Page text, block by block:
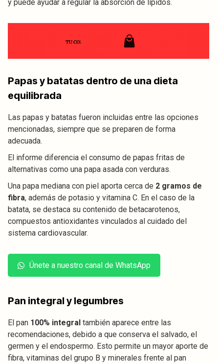
y puede ayudar a regular la absorción de lípidos.
Papas y batatas dentro de una dieta
equilibrada
Las papas y batatas fueron incluidas entre las opciones
mencionadas, siempre que se preparen de forma
adecuada.
El informe diferencia el consumo de papas fritas de
alternativas como una papa asada con verduras.
Una papa mediana con piel aporta cerca de 2 gramos de
fibra, además de potasio y vitamina C. En el caso de la
batata, se destaca su contenido de betacarotenos,
compuestos antioxidantes vinculados al cuidado del
sistema cardiovascular.
Únete a nuestro canal de WhatsApp
Pan integral y legumbres
El pan 100% integral también aparece entre las
recomendaciones, debido a que conserva el salvado, el
germen y el endospermo. Esto permite un mayor aporte de
fibra, vitaminas del grupo B y minerales frente al pan